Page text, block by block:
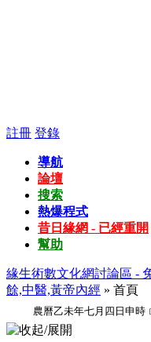
註冊 登錄
導航
論壇
搜索
熱爆程式
昔日緣網 - 已經重開
幫助
緣生術數文化網討論區 -
餘,中醫,黃帝內經 » 首頁